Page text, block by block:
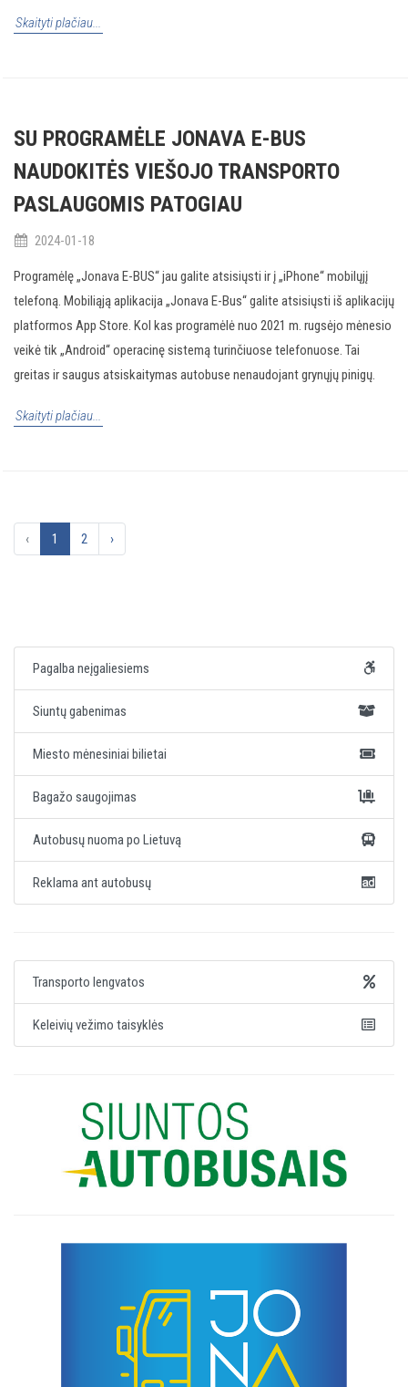
Skaityti plačiau...
SU PROGRAMĖLE JONAVA E-BUS
NAUDOKITĖS VIEŠOJO TRANSPORTO
PASLAUGOMIS PATOGIAU
2024-01-18
Programėlę „Jonava E-BUS“ jau galite atsisiųsti ir į „iPhone“ mobilųjį
telefoną. Mobiliąją aplikacija „Jonava E-Bus“ galite atsisiųsti iš aplikacijų
platformos App Store. Kol kas programėlė nuo 2021 m. rugsėjo mėnesio
veikė tik „Android“ operacinę sistemą turinčiuose telefonuose. Tai
greitas ir saugus atsiskaitymas autobuse nenaudojant grynųjų pinigų.
Skaityti plačiau...
‹ 1 2 ›
Pagalba neįgaliesiems
Siuntų gabenimas
Miesto mėnesiniai bilietai
Bagažo saugojimas
Autobusų nuoma po Lietuvą
Reklama ant autobusų
Transporto lengvatos
Keleivių vežimo taisyklės